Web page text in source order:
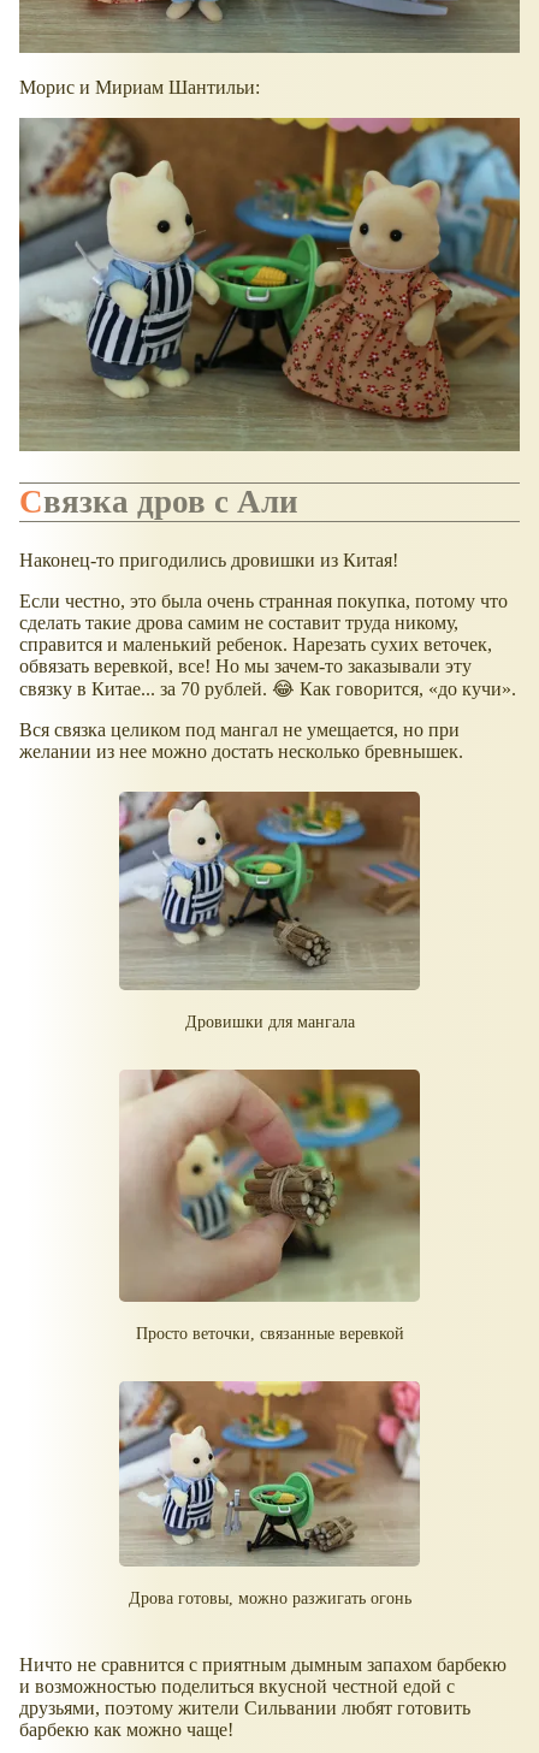
Морис и Мириам Шантильи:
Связка дров с Али
Наконец-то пригодились дровишки из Китая!
Если честно, это была очень странная покупка, потому что
сделать такие дрова самим не составит труда никому,
справится и маленький ребенок. Нарезать сухих веточек,
обвязать веревкой, все! Но мы зачем-то заказывали эту
связку в Китае... за 70 рублей. 😂 Как говорится,
до кучи .
Вся связка целиком под мангал не умещается, но при
желании из нее можно достать несколько бревнышек.
Дровишки для мангала
Просто веточки, связанные веревкой
Дрова готовы, можно разжигать огонь
Ничто не сравнится с приятным дымным запахом барбекю
и возможностью поделиться вкусной честной едой с
друзьями, поэтому жители Сильвании любят готовить
барбекю как можно чаще!